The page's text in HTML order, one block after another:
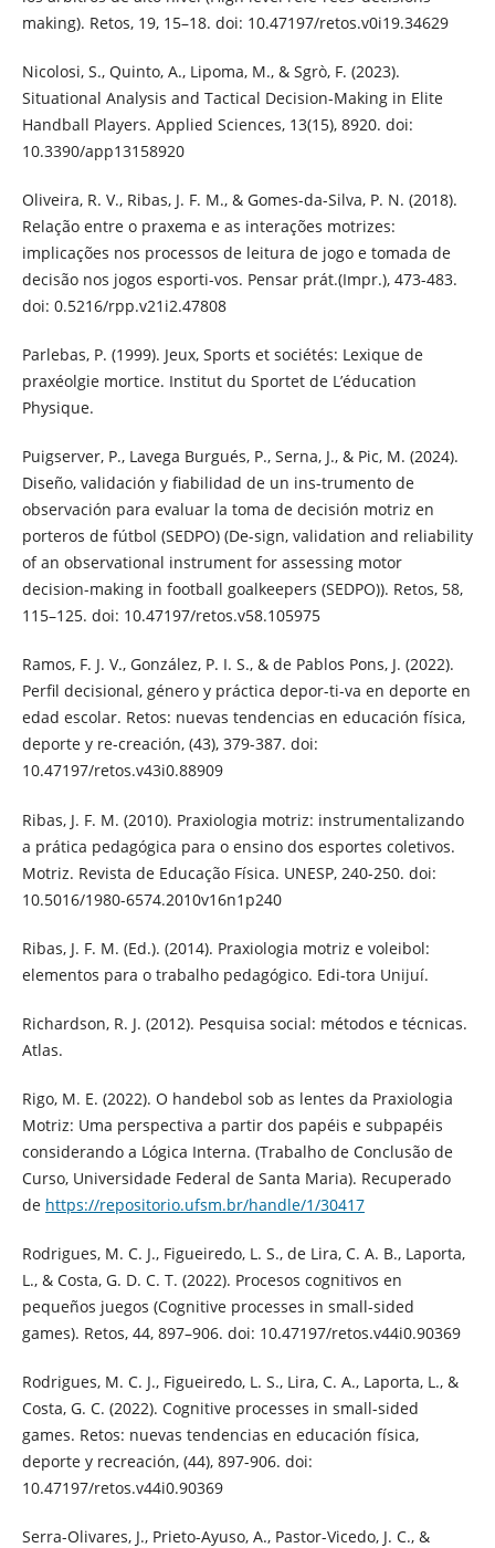
making). Retos, 19, 15–18. doi: 10.47197/retos.v0i19.34629
Nicolosi, S., Quinto, A., Lipoma, M., & Sgrò, F. (2023).
Situational Analysis and Tactical Decision-Making in Elite
Handball Players. Applied Sciences, 13(15), 8920. doi:
10.3390/app13158920
Oliveira, R. V., Ribas, J. F. M., & Gomes-da-Silva, P. N. (2018).
Relação entre o praxema e as interações motrizes:
implicações nos processos de leitura de jogo e tomada de
decisão nos jogos esporti-vos. Pensar prát.(Impr.), 473-483.
doi: 0.5216/rpp.v21i2.47808
Parlebas, P. (1999). Jeux, Sports et sociétés: Lexique de
praxéolgie mortice. Institut du Sportet de L’éducation
Physique.
Puigserver, P., Lavega Burgués, P., Serna, J., & Pic, M. (2024).
Diseño, validación y fiabilidad de un ins-trumento de
observación para evaluar la toma de decisión motriz en
porteros de fútbol (SEDPO) (De-sign, validation and reliability
of an observational instrument for assessing motor
decision-making in football goalkeepers (SEDPO)). Retos, 58,
115–125. doi: 10.47197/retos.v58.105975
Ramos, F. J. V., González, P. I. S., & de Pablos Pons, J. (2022).
Perfil decisional, género y práctica depor-ti-va en deporte en
edad escolar. Retos: nuevas tendencias en educación física,
deporte y re-creación, (43), 379-387. doi:
10.47197/retos.v43i0.88909
Ribas, J. F. M. (2010). Praxiologia motriz: instrumentalizando
a prática pedagógica para o ensino dos esportes coletivos.
Motriz. Revista de Educação Física. UNESP, 240-250. doi:
10.5016/1980-6574.2010v16n1p240
Ribas, J. F. M. (Ed.). (2014). Praxiologia motriz e voleibol:
elementos para o trabalho pedagógico. Edi-tora Unijuí.
Richardson, R. J. (2012). Pesquisa social: métodos e técnicas.
Atlas.
Rigo, M. E. (2022). O handebol sob as lentes da Praxiologia
Motriz: Uma perspectiva a partir dos papéis e subpapéis
considerando a Lógica Interna. (Trabalho de Conclusão de
Curso, Universidade Federal de Santa Maria). Recuperado
de https://repositorio.ufsm.br/handle/1/30417
Rodrigues, M. C. J., Figueiredo, L. S., de Lira, C. A. B., Laporta,
L., & Costa, G. D. C. T. (2022). Procesos cognitivos en
pequeños juegos (Cognitive processes in small-sided
games). Retos, 44, 897–906. doi: 10.47197/retos.v44i0.90369
Rodrigues, M. C. J., Figueiredo, L. S., Lira, C. A., Laporta, L., &
Costa, G. C. (2022). Cognitive processes in small-sided
games. Retos: nuevas tendencias en educación física,
deporte y recreación, (44), 897-906. doi:
10.47197/retos.v44i0.90369
Serra-Olivares, J., Prieto-Ayuso, A., Pastor-Vicedo, J. C., &